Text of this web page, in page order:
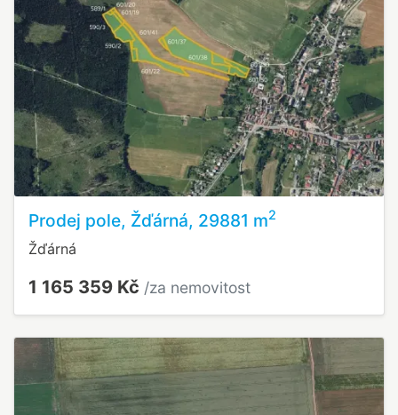
Prodej pole, Žďárná, 29881 m2
Žďárná
1 165 359 Kč /za nemovitost